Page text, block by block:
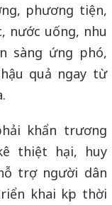
phương tiện,
nước uống, nhu
sàng ứng phó,
quả ngay từ
khẩn trương
thiệt hại, huy
trợ người dân
khai kịp thời